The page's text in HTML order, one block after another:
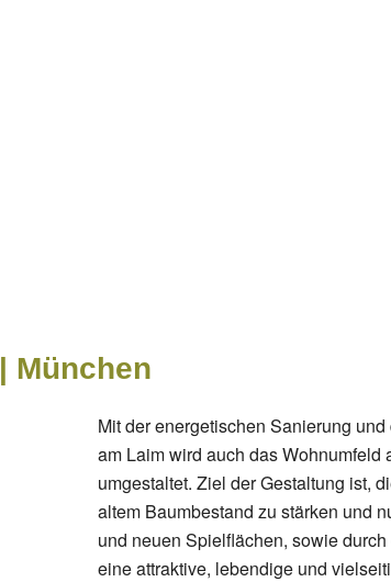
| München
Mit der energetischen Sanierung
am Laim wird auch das Wohnumfeld
umgestaltet. Ziel der Gestaltung ist,
altem Baumbestand zu stärken und
und neuen Spielflächen, sowie
eine attraktive, lebendige und